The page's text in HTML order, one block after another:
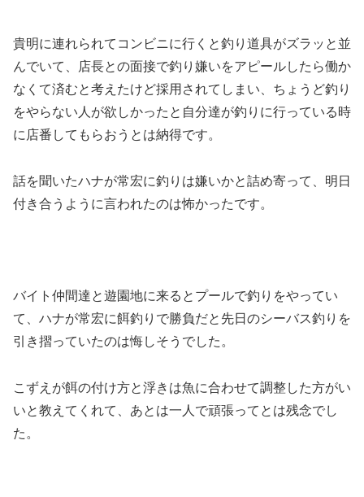
貴明に連れられてコンビニに行くと釣り道具がズラッと並
んでいて、店長との面接で釣り嫌いをアピールしたら働か
なくて済むと考えたけど採用されてしまい、ちょうど釣り
をやらない人が欲しかったと自分達が釣りに行っている時
に店番してもらおうとは納得です。
話を聞いたハナが常宏に釣りは嫌いかと詰め寄って、明日
付き合うように言われたのは怖かったです。
バイト仲間達と遊園地に来るとプールで釣りをやってい
て、ハナが常宏に餌釣りで勝負だと先日のシーバス釣りを
引き摺っていたのは悔しそうでした。
こずえが餌の付け方と浮きは魚に合わせて調整した方がい
いと教えてくれて、あとは一人で頑張ってとは残念でし
た。